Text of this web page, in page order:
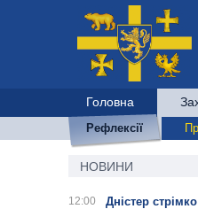
Головна
Рефлексії
НОВИНИ
12:00 Дністер